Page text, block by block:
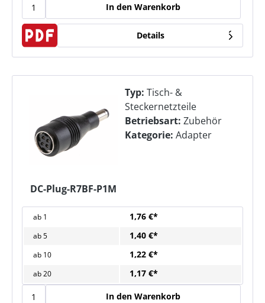
In den Warenkorb
Details
DC-Plug-R7BF-P1M
Typ: Tisch- &
Steckernetzteile
Betriebsart: Zubehör
Kategorie: Adapter
ab 1 1,76 €*
ab5 1,40 €*
ab 10 1,22 €*
ab20 1,17 €*
In den Warenkorb